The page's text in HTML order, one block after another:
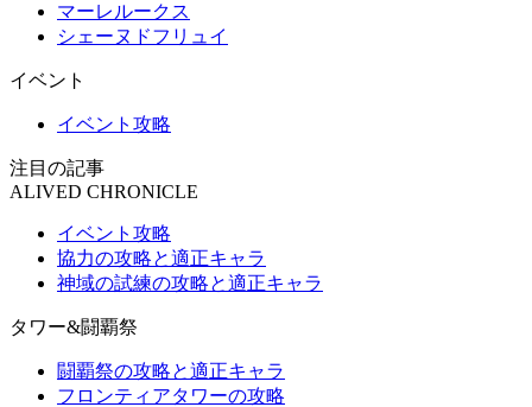
マーレルークス
シェーヌドフリュイ
イベント
イベント攻略
注目の記事
ALIVED CHRONICLE
イベント攻略
協力の攻略と適正キャラ
神域の試練の攻略と適正キャラ
タワー&闘覇祭
闘覇祭の攻略と適正キャラ
フロンティアタワーの攻略